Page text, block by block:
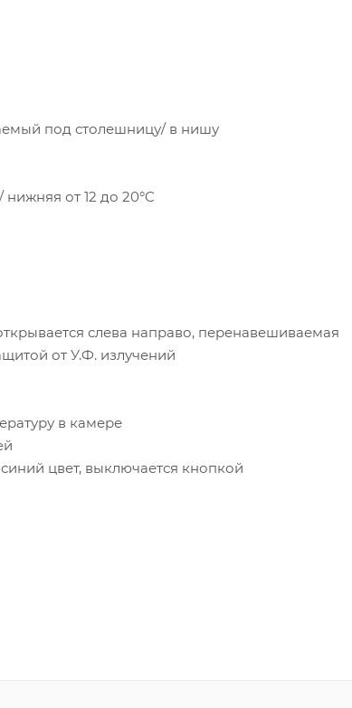
под столешницу/ в нишу
нижняя от 12 до 20°C
слева направо, перенавешиваемая
от У.Ф. излучений
в камере
цвет, выключается кнопкой